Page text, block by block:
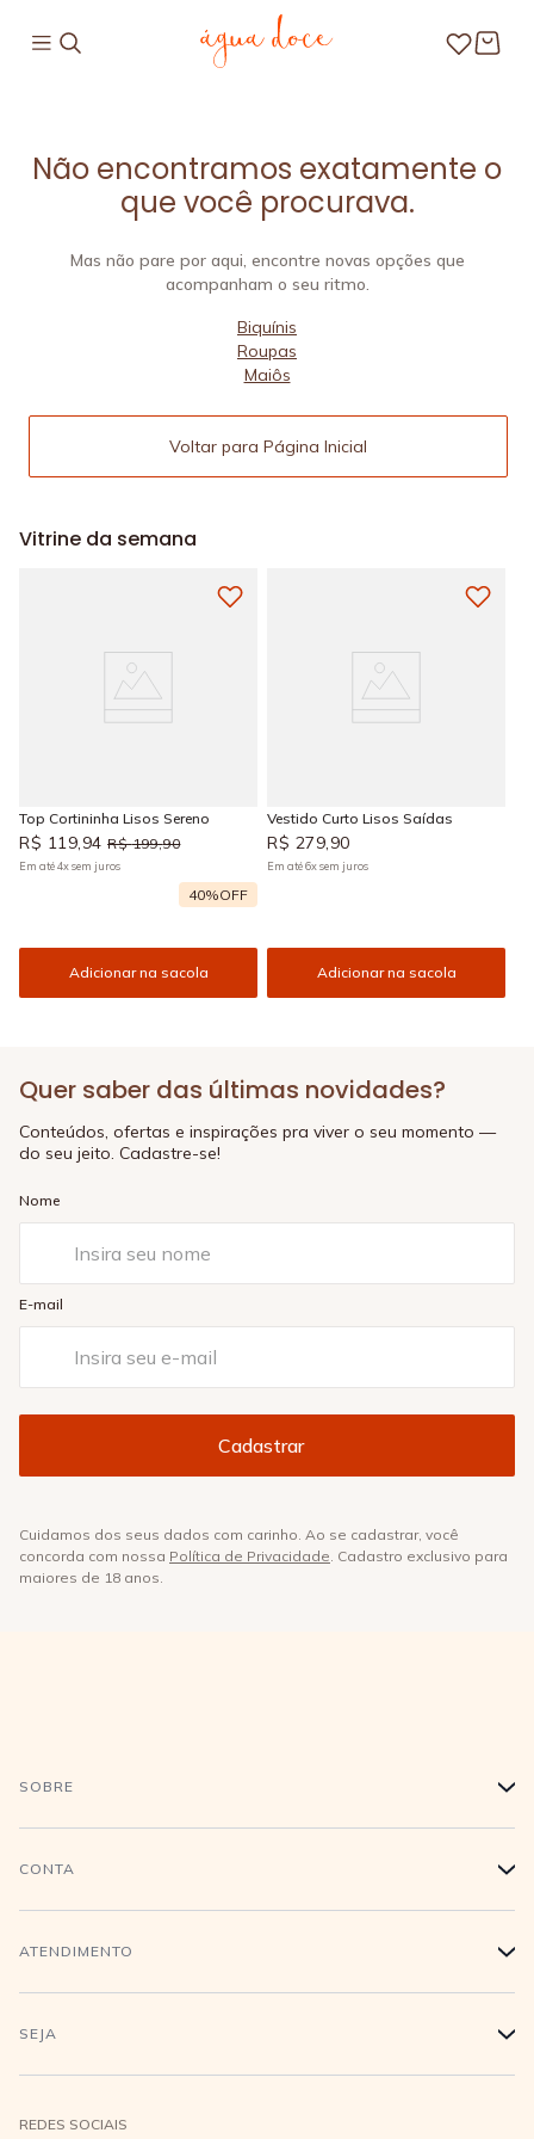
Não encontramos exatamente o
que você procurava.
Mas não pare por aqui, encontre novas opções que
acompanham o seu ritmo.
Biquínis
Roupas
Maiôs
Voltar para Página Inicial
Vitrine da semana
Top Cortininha Lisos Sereno
R$ 119,94 R$ 199,90
Em até4xsem juros
40%OFF
Adicionar na sacola
Vestido Curto Lisos Saídas
R$ 279,90
Em até6xsem juros
Adicionar na sacola
Quer saber das últimas novidades?
Conteúdos, ofertas e inspirações pra viver o seu momento —
do seu jeito. Cadastre-se!
Nome
E-mail
Cuidamos dos seus dados com carinho. Ao se cadastrar, você
concorda com nossa Política de Privacidade. Cadastro exclusivo para
maiores de 18 anos.
SOBRE +
História
Conecte-se
CONTA +
Login
Meus pedidos
ATENDIMENTO +
Compra Segura
SEJA +
REDES SOCIAIS